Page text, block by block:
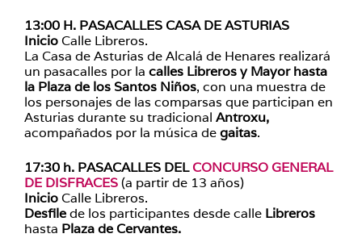
13:00 H. PASACALLES CASA DE ASTURIAS
Inicio Calle Libreros.
La Casa de Asturias de Alcalá de Henares realizará
un pasacalles por la calles Libreros y Mayor hasta
la Plaza de los Santos Niños, con una muestra de
los personajes de las comparsas que participan en
Asturias durante su tradicional Antroxu,
acompañados por la música degaitas.
17:30 h. PASACALLES DELCONCURSO GENERAL
DE DISFRACES(a partir de 13 años)
Inicio Calle Libreros.
Desfilede los participantes desde calle Libreros
hasta Plaza de Cervantes.